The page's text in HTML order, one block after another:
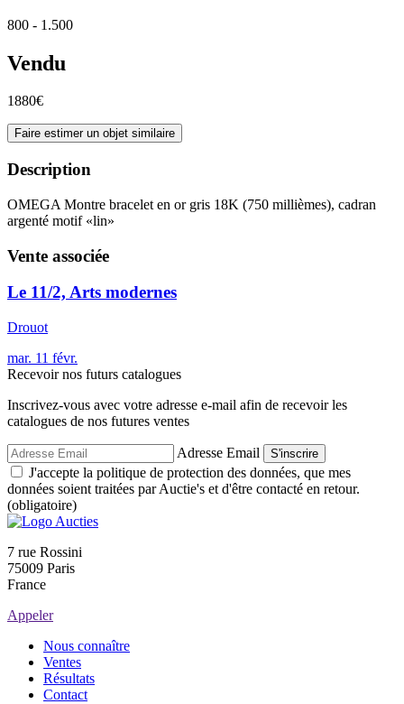
800 - 1.500
Vendu
1880€
Faire estimer un objet similaire
Description
OMEGA Montre bracelet en or gris 18K (750 millièmes), cadran
argenté motif «lin»
Vente associée
Le 11/2, Arts modernes
Drouot
mar. 11 févr.
Recevoir nos futurs catalogues
Inscrivez-vous avec votre adresse e-mail afin de recevoir les
catalogues de nos futures ventes
Adresse Email S'inscrire
J'accepte la politique de protection des données, que mes
données soient traitées par Auctie's et d'être contacté en retour.
(obligatoire)
7 rue Rossini
75009 Paris
France
Appeler
Nous connaître
Ventes
Résultats
Contact